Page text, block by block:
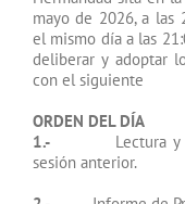
mayo de 2026, a las
el mismo día a las
deliberar y adoptar
con el siguiente
ORDEN DEL DÍA
1.- Lectura
sesión anterior.